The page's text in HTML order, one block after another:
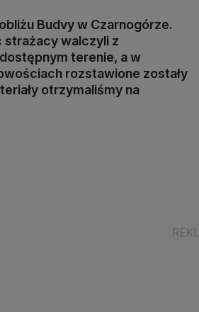
Budvy w Czarnogórze.
strażacy walczyli z
terenie, a w
rozstawione zostały
otrzymaliśmy na